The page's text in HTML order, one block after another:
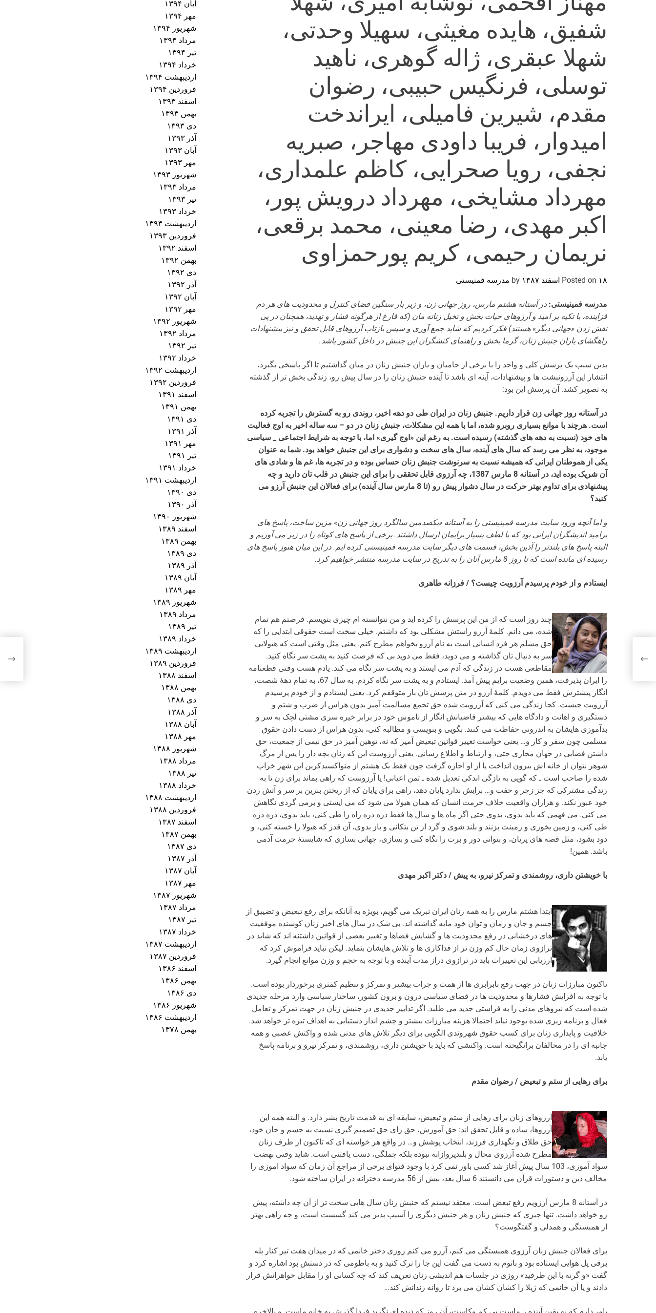
شفیق، هایده مغیثی، سهیلا وحدتی،
شهلا عبقری، ژاله گوهری، ناهید
توسلی، فرنگیس حبیبی، رضوان
مقدم، شیرین فامیلی، ایراندخت
امیدوار، فریبا داودی مهاجر، صبریه
نجفی، رویا صحرایی، کاظم علمداری،
مهرداد مشایخی، مهرداد درویش پور،
اکبر مهدی، رضا معینی، محمد برقعی،
نریمان رحیمی، کریم پورحمزاوی
Posted on ۱۸ اسفند ۱۳۸۷ مدرسه فمنیستی
مدرسه فمینیستی: در آستانه هشتم مارس، روز جهانی زن، و زیر بار سنگین فضای کنترل و محدودیت های هر دم
فزاینده، با تکیه بر امید و آرزوهای حیات بخش و تخیل زنانه مان (که فارغ از هرگونه فشار و تهدید، همچنان در پی
نقش زدن «جهانی دیگر» هستند) فکر کردیم که شاید جمع آوری و سپس بازتاب آرزوهای قابل تحقق و نیز پیشنهادات
راهگشای یاران جنبش زنان، گرما بخش و راهنمای کنشگران این جنبش در داخل کشور باشد.
بدین سبب یک پرسش کلی و واحد را با برخی از حامیان و یاران جنبش زنان در میان گذاشتیم تا اگر پاسخی بگیرد،
انتشار این آرزونبشت ها و پیشنهادات، آینه ای باشد تا آینده جنبش زنان را در سال پیش رو، زندگی بخش تر از گذشته
به تصویر کشد. آن پرسش این بود:
در آستانه روز جهانی زن قرار داریم. جنبش زنان در ایران طی دو دهه اخیر، روندی رو به گسترش را تجربه کرده
است. هرچند با موانع بسیاری روبرو شده، اما با همه این مشکلات، جنبش زنان در دو – سه ساله اخیر به اوج فعالیت
های خود (نسبت به دهه های گذشته) رسیده است. به رغم این «اوج گیری» اما، با توجه به شرایط اجتماعی _ سیاسی
موجود، به نظر می رسد که سال های آینده، سال های سخت و دشواری برای این جنبش خواهد بود. شما به عنوان
یکی از هموطنان ایرانی که همیشه نسبت به سرنوشت جنبش زنان حساس بوده و در تجربه ها، غم ها و شادی های
آن شریک بوده اید، در آستانه 8 مارس 1387، چه آرزوی قابل تحققی را برای این جنبش در قلب تان دارید و چه
پیشنهادی برای تداوم بهتر حرکت در سال دشوار پیش رو (تا 8 مارس سال آینده) برای فعالان این جنبش آرزو می
کنید؟
و اما آنچه ورود سایت مدرسه فمینیستی را به آستانه «یکصدمین سالگرد روز جهانی زن» مزین ساخت، پاسخ های
پرامید اندیشگران ایرانی بود که با لطف بسیار برایمان ارسال داشتند. برخی از پاسخ های کوتاه را در زیر می آوریم و
البته پاسخ های بلندتر را آذین بخش، قسمت های دیگر سایت مدرسه فمینیستی کرده ایم. در این میان هنوز پاسخ های
رسیده ای مانده است که تا روز 8 مارس آنان را به تدریج در سایت مدرسه منتشر خواهیم کرد.
ایستادم و از خودم پرسیدم آرزویت چیست؟ / فرزانه طاهری
چند روز است که از من این پرسش را کرده اید و من نتوانسته ام چیزی بنویسم. فرصتم هم تمام
شده، می دانم. کلمۀ آرزو راستش مشکلی بود که داشتم. خیلی سخت است حقوقی ابتدایی را که
حق مسلم هر فرد انسانی است به نام آرزو بخواهم مطرح کنم. یعنی مثل وقتی است که هیولایی
سر به دنبال تان گذاشته و می دوید، فقط می دوید بی که فرصت کنید به پشت سر نگاه کنید.
مقاطعی هست در زندگی که آدم می ایستد و به پشت سر نگاه می کند. یادم هست وقتی قطعنامه
را ایران پذیرفت، همین وضعیت برایم پیش آمد. ایستادم و به پشت سر نگاه کردم. به سال 67، به تمام دهۀ شصت،
انگار پیشترش فقط می دویدم. کلمۀ آرزو در متن پرسش تان باز متوقفم کرد. یعنی ایستادم و از خودم پرسیدم
آرزویت چیست. کجا زندگی می کنی که آرزویت شده حق تجمع مسالمت آمیز بدون هراس از ضرب و شتم و
دستگیری و اهانت و دادگاه هایی که بیشتر قاضیانش انگار از ناموس خود در برابر خیره سری مشتی لچک به سر و
بدآموزی هایشان به اندرونی حفاظت می کنند. بگویی و بنویسی و مطالبه کنی، بدون هراس از دست دادن حقوق
مسلمی چون سفر و کار و… یعنی خواست تغییر قوانین تبعیض آمیز که نه، توهین آمیز در حق نیمی از جمعیت، حق
داشتن فضایی در جهان مجازی حتی، و ارتباط و اطلاع رسانی. یعنی آرزوست این که زنان بچه دار را پس از مرگ
شوهر نتوان از خانه اش بیرون انداخت یا از او اجاره گرفت چون فقط یک هشتم از منواکسیدکربن این شهر خراب
شده را صاحب است ـ که گویی به تازگی اندکی تعدیل شده ـ ثمن اعیانی! یا آرزوست که راهی بماند برای زن تا به
زندگی مشترکی که جز زجر و خفت و… برایش ندارد پایان دهد، راهی برای پایان که از ریختن بنزین بر سر و آتش زدن
خود عبور نکند. و هزاران واقعیت خلاف حرمت انسان که همان هیولا می شود که می ایستی و برمی گردی نگاهش
می کنی. می فهمی که باید بدوی، بدوی حتی اگر ماه ها و سال ها فقط ذره ذره راه را طی کنی، باید بدوی، ذره ذره
طی کنی، و زمین بخوری و زمینت بزنند و بلند شوی و گرد از تن بتکانی و باز بدوی، آن قدر که هیولا را خسته کنی، و
دود بشود، مثل قصه های پریان، و بتوانی دور و برت را نگاه کنی و بسازی، جهانی بسازی که شایستۀ حرمت آدمی
باشد. همین!
با خویشتن داری، روشمندی و تمرکز نیرو، به پیش / دکتر اکبر مهدی
ابتدا هشتم مارس را به همه زنان ایران تبریک می گویم، بویژه به آنانکه برای رفع تبعیض و تضییق از
جسم و جان و زمان و توان خود مایه گذاشته اند. بی شک در سال های اخیر زنان کوشنده موفقیت
های درخشانی در رفع محدودیت ها و گشایش فضاها و تغییر بعضی از قوانین داشتنه اند که شاید در
ترازوی زمان حال کم وزن تر از فداکاری ها و تلاش هایشان بنماید. لیکن نباید فراموش کرد که
ارزیابی این تغییرات باید در ترازوی دراز مدت آینده و با توجه به حجم و وزن موانع انجام گیرد.
تاکنون مبارزات زنان در جهت رفع نابرابری ها از همت و جرات بیشتر و تمرکز و تنظیم کمتری برخوردار بوده است.
با توجه به افزایش فشارها و محدودیت ها در فضای سیاسی درون و برون کشور، ساختار سیاسی وارد مرحله جدیدی
شده است که نیروهای مدنی را به فراستی جدید می طلبد. اگر تدابیر جدیدی در جنبش زنان در جهت تمرکز و تعامل
فعال و برنامه ریزی شده بوجود نیاید احتمالا هزینه مبارزات بیشتر و چشم انداز دستیابی به اهداف تیره تر خواهد شد.
خلاقیت و پایداری زنان برای کسب حقوق شهروندی الگویی برای دیگر تلاش های مدنی شده و واکنش عصبی و همه
جانبه ای را در مخالفان برانگیخته است. واکنشی که باید با خویشتن داری، روشمندی، و تمرکز نیرو و برنامه پاسخ
یابد.
برای رهایی از ستم و تبعیض / رضوان مقدم
آرزوهای زنان برای رهایی از ستم و تبعیض، سابقه ای به قدمت تاریخ بشر دارد. و البته همه این
آرزوها، ساده و قابل تحقق اند: حق آموزش، حق رای حق تصمیم گیری نسبت به جسم و جان خود،
حق طلاق و نگهداری فرزند، انتخاب پوشش و… در واقع هر خواسته ای که تاکنون از طرف زنان
مطرح شده آرزوی محال و بلندپروازانه نبوده بلکه جملگی، دست یافتنی است. شاید وقتی نهضت
سواد آموزی، 103 سال پیش آغاز شد کسی باور نمی کرد با وجود فتوای برخی از مراجع آن زمان که سواد اموزی را
مخالف دین و دستورات قرآن می دانستند 6 سال بعد، بیش از 56 مدرسه دخترانه در ایران ساخته شود.
در آستانه 8 مارس آرزویم رفع تبعض است. معتقد نیستم که حنبش زنان سال هایی سخت تر از آن چه داشته، پیش
رو خواهد داشت. تنها چیزی که جنبش زنان و هر جنبش دیگری را آسیب پذیر می کند گسست است، و چه راهی بهتر
از همبستگی و همدلی و گفتگوست؟
برای فعالان جنبش زنان آرزوی همبستگی می کنم، آرزو می کنم روزی دختر خانمی که در میدان هفت تیر کنار پله
برقی پل هوایی ایستاده بود و باتوم به دست می گفت این جا را ترک کنید و به باطومی که در دستش بود اشاره کرد و
گفت «و گرنه با این طرفید» روزی در جلسات هم اندیشی زنان تعریف کند که چه کسانی او را مقابل خواهرانش قرار
دادند و یا آن خانمی که ژیلا را کشان کشان می برد تا روانه زندانش کند…
آبان ۱۳۹۴
مهر ۱۳۹۴
شهریور ۱۳۹۴
مرداد ۱۳۹۴
تیر ۱۳۹۴
خرداد ۱۳۹۴
اردیبهشت ۱۳۹۴
فروردین ۱۳۹۴
اسفند ۱۳۹۳
بهمن ۱۳۹۳
دی ۱۳۹۳
آذر ۱۳۹۳
آبان ۱۳۹۳
مهر ۱۳۹۳
شهریور ۱۳۹۳
مرداد ۱۳۹۳
تیر ۱۳۹۳
خرداد ۱۳۹۳
اردیبهشت ۱۳۹۳
فروردین ۱۳۹۳
اسفند ۱۳۹۲
بهمن ۱۳۹۲
دی ۱۳۹۲
آذر ۱۳۹۲
آبان ۱۳۹۲
مهر ۱۳۹۲
شهریور ۱۳۹۲
مرداد ۱۳۹۲
تیر ۱۳۹۲
خرداد ۱۳۹۲
اردیبهشت ۱۳۹۲
فروردین ۱۳۹۲
اسفند ۱۳۹۱
بهمن ۱۳۹۱
دی ۱۳۹۱
آذر ۱۳۹۱
مهر ۱۳۹۱
تیر ۱۳۹۱
خرداد ۱۳۹۱
اردیبهشت ۱۳۹۱
دی ۱۳۹۰
آذر ۱۳۹۰
شهریور ۱۳۹۰
اسفند ۱۳۸۹
بهمن ۱۳۸۹
دی ۱۳۸۹
آذر ۱۳۸۹
آبان ۱۳۸۹
مهر ۱۳۸۹
شهریور ۱۳۸۹
مرداد ۱۳۸۹
تیر ۱۳۸۹
خرداد ۱۳۸۹
اردیبهشت ۱۳۸۹
فروردین ۱۳۸۹
اسفند ۱۳۸۸
بهمن ۱۳۸۸
دی ۱۳۸۸
آذر ۱۳۸۸
آبان ۱۳۸۸
مهر ۱۳۸۸
شهریور ۱۳۸۸
مرداد ۱۳۸۸
تیر ۱۳۸۸
خرداد ۱۳۸۸
اردیبهشت ۱۳۸۸
فروردین ۱۳۸۸
اسفند ۱۳۸۷
بهمن ۱۳۸۷
دی ۱۳۸۷
آذر ۱۳۸۷
آبان ۱۳۸۷
مهر ۱۳۸۷
شهریور ۱۳۸۷
مرداد ۱۳۸۷
تیر ۱۳۸۷
خرداد ۱۳۸۷
اردیبهشت ۱۳۸۷
فروردین ۱۳۸۷
اسفند ۱۳۸۶
بهمن ۱۳۸۶
دی ۱۳۸۶
شهریور ۱۳۸۶
اردیبهشت ۱۳۸۶
بهمن ۱۳۷۸